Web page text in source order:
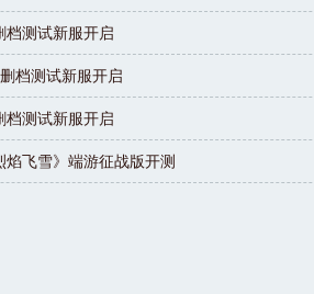
档测试新服开启
档测试新服开启
档测试新服开启
焰飞雪》端游征战版开测